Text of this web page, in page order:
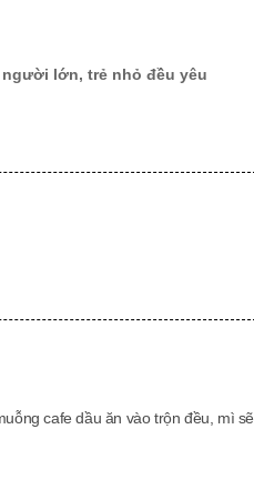
người lớn, trẻ nhỏ đều yêu
cafe dầu ăn vào trộn đều, mì sẽ